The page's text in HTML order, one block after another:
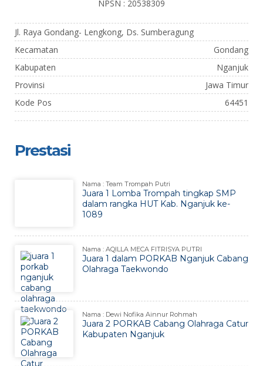
NPSN : 20538309
Jl. Raya Gondang- Lengkong, Ds. Sumberagung
Kecamatan
Gondang
Kabupaten
Nganjuk
Provinsi
Jawa Timur
Kode Pos
64451
Prestasi
Nama : Team Trompah Putri
Juara 1 Lomba Trompah tingkap SMP
dalam rangka HUT Kab. Nganjuk ke-
1089
Nama : AQILLA MECA FITRISYA PUTRI
Juara 1 dalam PORKAB Nganjuk Cabang
Olahraga Taekwondo
Nama : Dewi Nofika Ainnur Rohmah
Juara 2 PORKAB Cabang Olahraga Catur
Kabupaten Nganjuk